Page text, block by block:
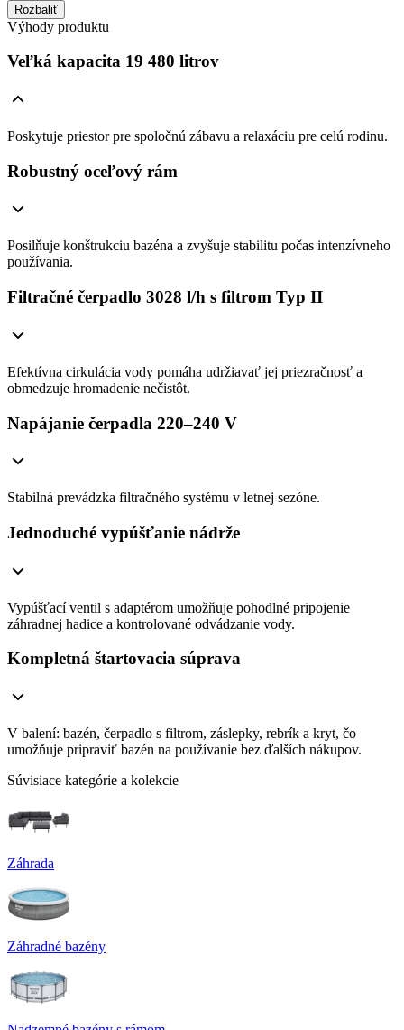
Rozbaliť
Výhody produktu
Veľká kapacita 19 480 litrov
Poskytuje priestor pre spoločnú zábavu a relaxáciu pre celú rodinu.
Robustný oceľový rám
Posilňuje konštrukciu bazéna a zvyšuje stabilitu počas intenzívneho
používania.
Filtračné čerpadlo 3028 l/h s filtrom Typ II
Efektívna cirkulácia vody pomáha udržiavať jej priezračnosť a
obmedzuje hromadenie nečistôt.
Napájanie čerpadla 220–240 V
Stabilná prevádzka filtračného systému v letnej sezóne.
Jednoduché vypúšťanie nádrže
Vypúšťací ventil s adaptérom umožňuje pohodlné pripojenie
záhradnej hadice a kontrolované odvádzanie vody.
Kompletná štartovacia súprava
V balení: bazén, čerpadlo s filtrom, záslepky, rebrík a kryt, čo
umožňuje pripraviť bazén na používanie bez ďalších nákupov.
Súvisiace kategórie a kolekcie
Záhrada
Záhradné bazény